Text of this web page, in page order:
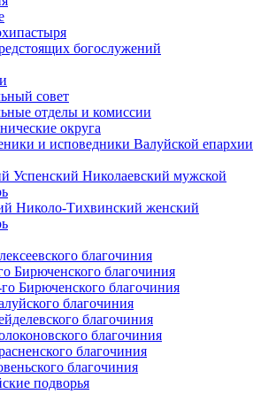
богослужений
совет
отделы и комиссии
округа
и исповедники Валуйской епархии
Успенский Николаевский мужской
Николо-Тихвинский женский
благочиния
Бирюченского благочиния
Бирюченского благочиния
благочиния
благочиния
благочиния
благочиния
благочиния
подворья